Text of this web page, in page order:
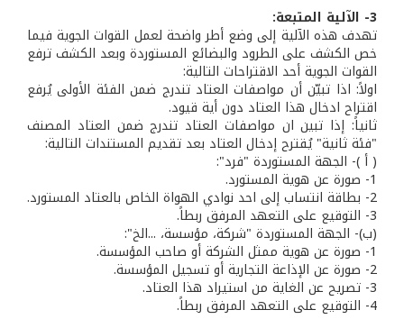
3- الآلية المتبعة:
تهدف هذه الآلية إلى وضع أطر واضحة لعمل القوات الجوية فيما
خص الكشف على الطرود والبضائع المستوردة وبعد الكشف ترفع
القوات الجوية أحد الاقتراحات التالية:
اولاً: اذا تبيّن أن مواصفات العتاد تندرج ضمن الفئة الأولى يُرفع
اقتراح ادخال هذا العتاد دون أية قيود.
ثانياً: إذا تبين ان مواصفات العتاد تندرج ضمن العتاد المصنف
"فئة ثانية" يُقترح إدخال العتاد بعد تقديم المستندات التالية:
( أ )- الجهة المستوردة "فرد":
1- صورة عن هوية المستورد.
2- بطاقة انتساب إلى احد نوادي الهواة الخاص بالعتاد المستورد.
3- التوقيع على التعهد المرفق ربطاً.
(ب)- الجهة المستوردة "شركة، مؤسسة، ...الخ":
1- صورة عن هوية ممثل الشركة أو صاحب المؤسسة.
2- صورة عن الإذاعة التجارية أو تسجيل المؤسسة.
3- تصريح عن الغاية من استيراد هذا العتاد.
4- التوقيع على التعهد المرفق ربطاً.